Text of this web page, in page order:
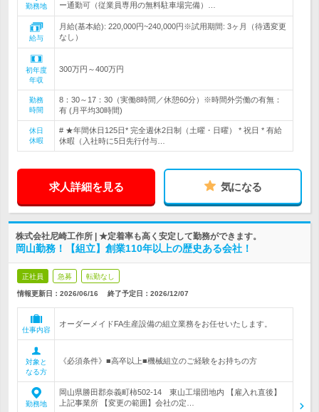
勤務地
ー通勤可（従業員専用の無料駐車場完備）…
給与
月給(基本給): 220,000円~240,000円※試用期間: 3ヶ月（待遇変更
なし）
初年度
年収
300万円～400万円
勤務
時間
8：30～17：30（実働8時間／休憩60分）※時間外労働の有無：
有 (月平均30時間)
休日
休暇
# ★年間休日125日* 完全週休2日制（土曜・日曜） * 祝日 * 有給
休暇（入社時に5日先行付与…
求人詳細を見る 気になる
株式会社尼崎工作所 | ★定着率も高く安定して勤務ができます。
岡山勤務！【組立】創業110年以上の歴史ある会社！
正社員 急募 転勤なし
情報更新日：2026/06/16 終了予定日： 2026/12/07
仕事内容
オーダーメイドFA生産設備の組立業務をお任せいたします。
対象と
なる方
《必須条件》■高卒以上■機械組立のご経験をお持ちの方
勤務地
岡山県勝田郡奈義町柿502-14 東山工場団地内 【雇入れ直後】
上記事業所 【変更の範囲】会社の定…